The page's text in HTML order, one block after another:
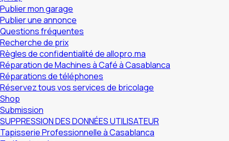
Publier mon garage
Publier une annonce
Questions fréquentes
Recherche de prix
Règles de confidentialité de allopro.ma
Réparation de Machines à Café à Casablanca
Réparations de téléphones
Réservez tous vos services de bricolage
Shop
Submission
SUPPRESSION DES DONNÉES UTILISATEUR
Tapisserie Professionnelle à Casablanca